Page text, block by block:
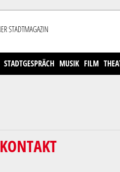
STADTGESPRÄCH MUSIK FILM
KONTAKT